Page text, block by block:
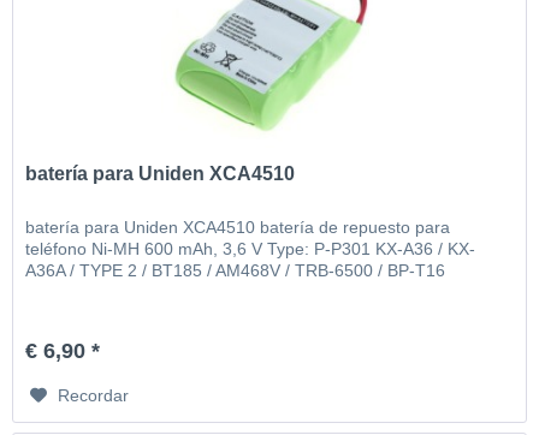
batería para Uniden XCA4510
batería para Uniden XCA4510 batería de repuesto para
teléfono Ni-MH 600 mAh, 3,6 V Type: P-P301 KX-A36 / KX-
A36A / TYPE 2 / BT185 / AM468V / TRB-6500 / BP-T16
€ 6,90 *
Recordar